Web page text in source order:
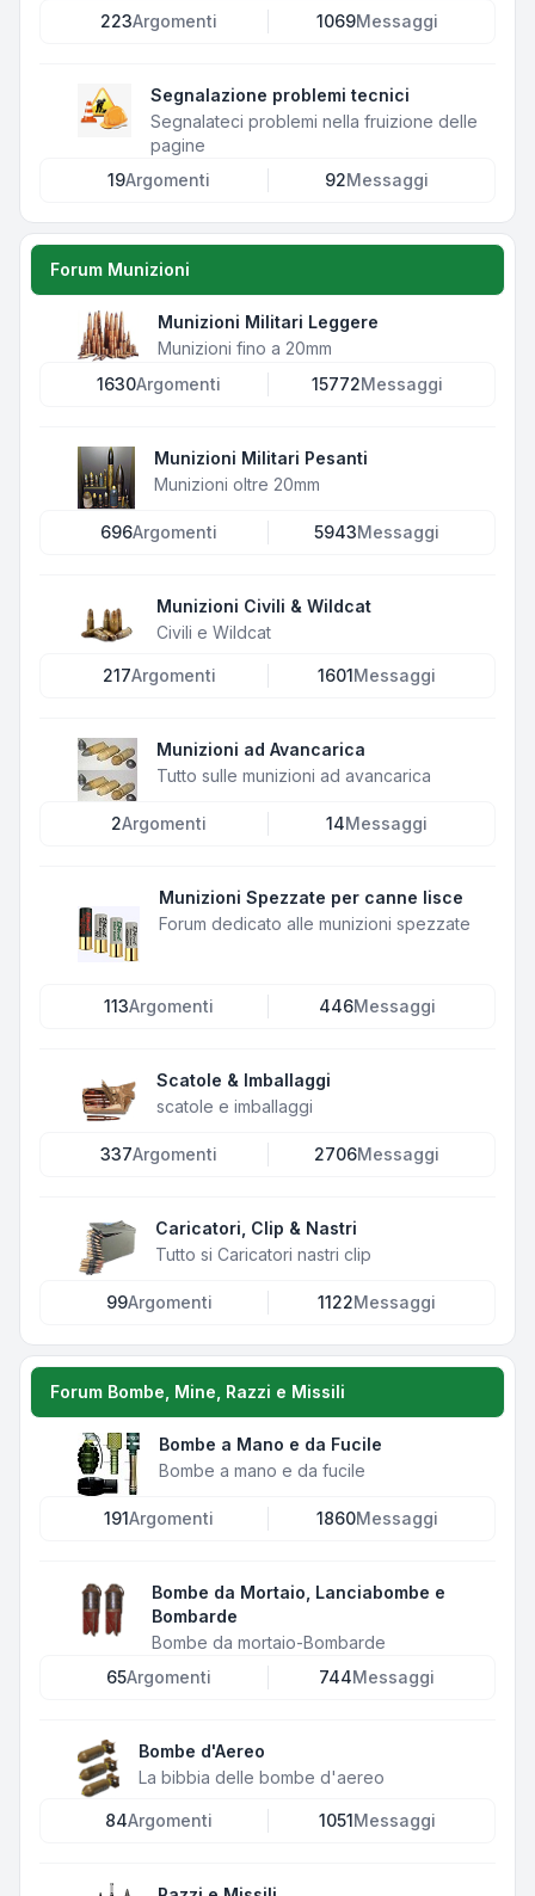
223Argomenti 1069Messaggi
Segnalazione problemi tecnici
Segnalateci problemi nella fruizione delle
pagine
19Argomenti 92Messaggi
Forum Munizioni
Munizioni Militari Leggere
Munizioni fino a 20mm
1630Argomenti 15772Messaggi
Munizioni Militari Pesanti
Munizioni oltre 20mm
696Argomenti 5943Messaggi
Munizioni Civili & Wildcat
Civili e Wildcat
217Argomenti 1601 Messaggi
Munizioni ad Avancarica
Tutto sulle munizioni ad avancarica
2Argomenti 14Messaggi
Munizioni Spezzate per canne lisce
Forum dedicato alle munizioni spezzate
113Argomenti 446Messaggi
Scatole & Imballaggi
scatole e imballaggi
337Argomenti 2706Messaggi
Caricatori, Clip & Nastri
Tutto si Caricatori nastri clip
99Argomenti 1122Messaggi
Forum Bombe, Mine, Razzi e Missili
Bombe a Mano e da Fucile
Bombe a mano e da fucile
191Argomenti 1860Messaggi
Bombe da Mortaio, Lanciabombe e
Bombarde
Bombe da mortaio-Bombarde
65Argomenti 744Messaggi
Bombe d'Aereo
La bibbia delle bombe d'aereo
84Argomenti 1051 Messaggi